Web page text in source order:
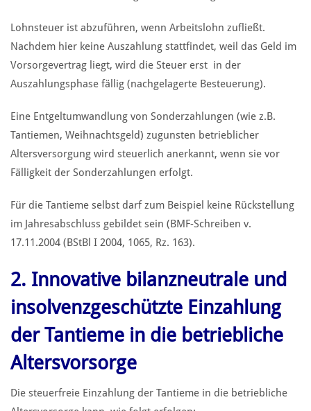
Lohnsteuer ist abzuführen, wenn Arbeitslohn zufließt.
Nachdem hier keine Auszahlung stattfindet, weil das Geld im
Vorsorgevertrag liegt, wird die Steuer erst in der
Auszahlungsphase fällig (nachgelagerte Besteuerung).
Eine Entgeltumwandlung von Sonderzahlungen (wie z.B.
Tantiemen, Weihnachtsgeld) zugunsten betrieblicher
Altersversorgung wird steuerlich anerkannt, wenn sie vor
Fälligkeit der Sonderzahlungen erfolgt.
Für die Tantieme selbst darf zum Beispiel keine Rückstellung
im Jahresabschluss gebildet sein (BMF-Schreiben v.
17.11.2004 (BStBl I 2004, 1065, Rz. 163).
2. Innovative bilanzneutrale und
insolvenzgeschützte Einzahlung
der Tantieme in die betriebliche
Altersvorsorge
Die steuerfreie Einzahlung der Tantieme in die betriebliche